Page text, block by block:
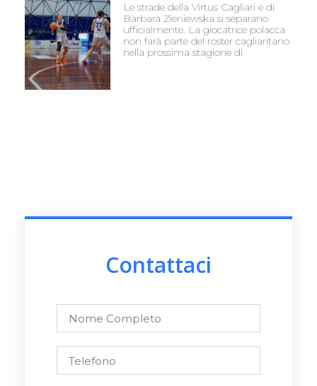
Le strade della Virtus Cagliari e di
Barbara Zieniewska si separano
ufficialmente. La giocatrice polacca
non farà parte del roster cagliaritano
nella prossima stagione di
Contattaci